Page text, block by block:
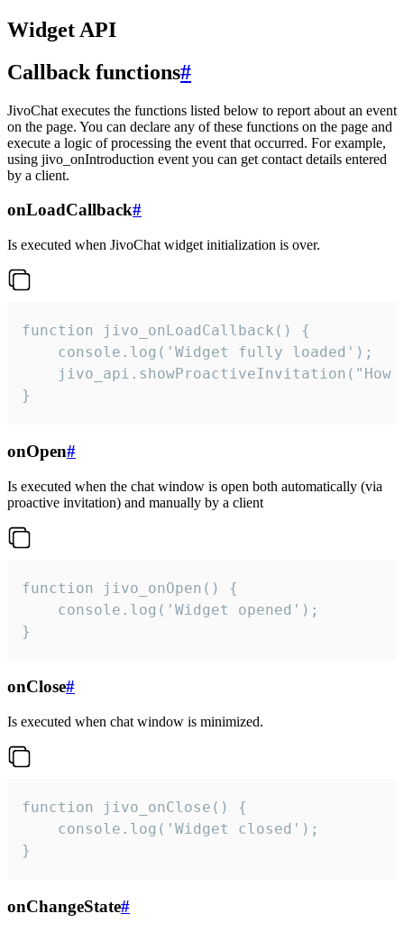
Widget API
Callback functions#
JivoChat executes the functions listed below to report about an event
on the page. You can declare any of these functions on the page and
execute a logic of processing the event that occurred. For example,
using jivo_onIntroduction event you can get contact details entered
by a client.
onLoadCallback#
Is executed when JivoChat widget initialization is over.
function jivo_onLoadCallback() {
    console.log('Widget fully loaded');
jivo_api.showProactiveInvitation("How
}
onOpen#
Is executed when the chat window is open both automatically (via
proactive invitation) and manually by a client
function jivo_onOpen() {
    console.log('Widget opened');
}
onClose#
Is executed when chat window is minimized.
function jivo_onClose() {
    console.log('Widget closed');
}
onChangeState#